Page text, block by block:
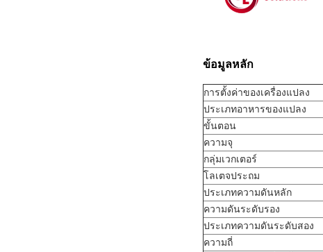
ข้อมูลหลัก
การตั้งค่าของเครื่องแปลง
ประเภทอาหารของแปลง
ขั้นตอน
ความจุ
กลุ่มเวกเตอร์
โลเตจประถม
ประเภทความดันหลัก
ความดันระดับรอง
ประเภทความดันระดับสอง
ความถี่